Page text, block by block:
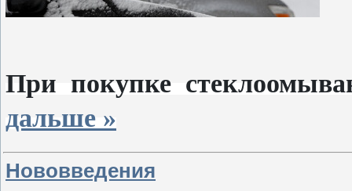
При покупке
дальше »
Нововведения